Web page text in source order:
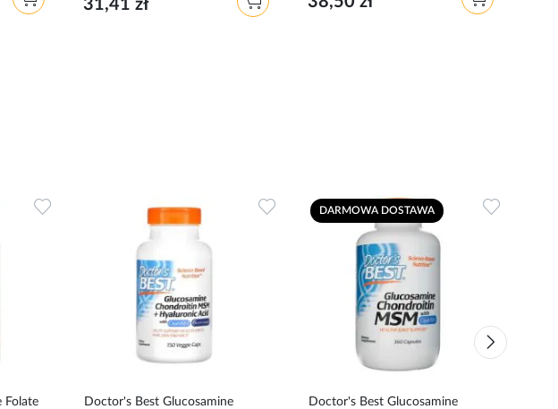
31,41 zł
Folate
Dodaj
Doctor's Best Glucosamine
Dodaj DARMOWA DOSTAWA
Doctor's Best Glucosamine
Dodaj